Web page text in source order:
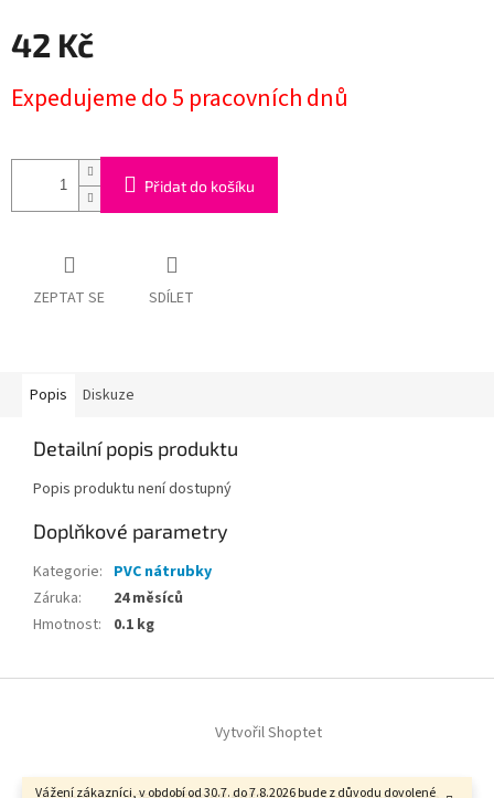
Vážení zákazníci, v období od 30.7. do 7.8.2026 bude z důvodu dovolené
42 Kč
cena:
Expedujeme do 5 pracovních dnů
Přidat do košíku
ZEPTAT SE SDÍLET
Popis Diskuze
Detailní popis produktu
Popis produktu není dostupný
Doplňkové parametry
Kategorie: PVC nátrubky
Záruka:
24 měsíců
Hmotnost: 0.1 kg
Vytvořil Shoptet